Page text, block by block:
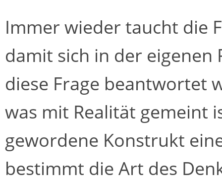
Immer wieder taucht die
damit sich in der
diese Frage beantwortet
was mit Realität gemeint
gewordene Konstrukt
bestimmt die Art des